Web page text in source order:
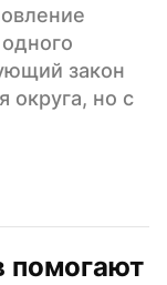
закон
округа, но с
помогают